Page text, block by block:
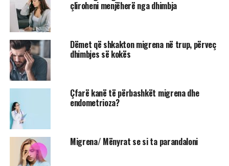
çliroheni menjëherë nga dhimbja
Dëmet që shkakton migrena në trup, përveç
dhimbjes së kokës
Çfarë kanë të përbashkët migrena dhe
endometrioza?
Migrena/ Mënyrat se si ta parandaloni